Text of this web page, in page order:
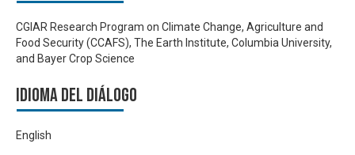
CGIAR Research Program on Climate Change, Agriculture and
Food Security (CCAFS), The Earth Institute, Columbia University,
and Bayer Crop Science
Idioma del Diálogo
English